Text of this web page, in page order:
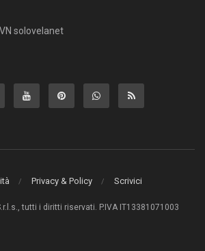
solovelanet
Privacy & Policy Scrivici
tutti i diritti riservati. P.IVA IT13381071003